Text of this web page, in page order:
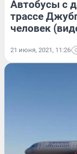
Автобусы с
трассе
человек
21 июня, 2021, 11:26